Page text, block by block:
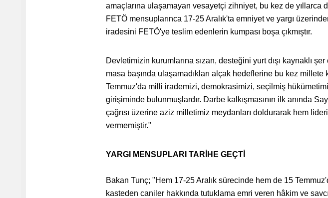
amaçlarına ulaşamayan vesayetçi zihniyet, bu kez de yıllarca
FETÖ mensuplarınca 17-25 Aralık'ta emniyet ve yargı
iradesini FETÖ'ye teslim edenlerin kumpası boşa çıkmıştır.
Devletimizin kurumlarına sızan, desteğini yurt dışı kaynaklı şer
masa başında ulaşamadıkları alçak hedeflerine bu kez
Temmuz'da milli irademizi, demokrasimizi, seçilmiş
girişiminde bulunmuşlardır. Darbe kalkışmasının ilk anında
çağrısı üzerine aziz milletimiz meydanları doldurarak hem
vermemiştir."
YARGI MENSUPLARI TARİHE GEÇTİ
Bakan Tunç; "Hem 17-25 Aralık sürecinde hem de 15
kasteden caniler hakkında tutuklama emri veren hâkim ve